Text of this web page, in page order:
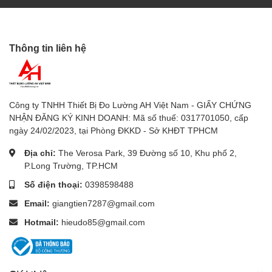
✔ Bền bỉ chuẩn công nghiệp
Chuẩn IP54 chống bụi nước
Chịu rơi 3m
Thiết kế chắc chắn, cầm tay thoải mái
✔ Phản hồi nhanh <500ms
Cho kết quả gần như tức thì, hỗ trợ kiểm tra nhanh trong
bảo trì.
3. Ứng dụng thực tế
62 MAX+ (Fluke 62 MAX Plus 650°C)
Thông tin liên hệ
Công ty TNHH Thiết Bị Đo Lường AH Việt Nam - GIẤY CHỨNG
NHẬN ĐĂNG KÝ KINH DOANH: Mã số thuế: 0317701050, cấp
ngày 24/02/2023, tại Phòng ĐKKD - Sở KHĐT TPHCM
Địa chỉ: The Verosa Park, 39 Đường số 10, Khu phố 2,
P.Long Trường, TP.HCM
Số điện thoại: 0398598488
Email: giangtien7287@gmail.com
Hotmail: hieudo85@gmail.com